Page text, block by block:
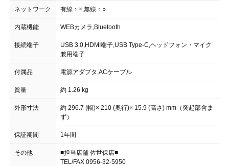
ネットワーク 有線：×,無線：○
内蔵機能 WEBカメラ,Bluetooth
接続端子
USB 3.0,HDMI端子,USB Type-C,ヘッドフォン・マイク
兼用端子
付属品 電源アダプタ,ACケーブル
質量 約 1.26 kg
外形寸法
約 296.7 (幅)× 210 (奥行)× 15.9 (高さ) mm（突起部含ま
ず）
保証期間 1年間
その他
■担当店舗 佐世保店■
TEL/FAX 0956-32-5950